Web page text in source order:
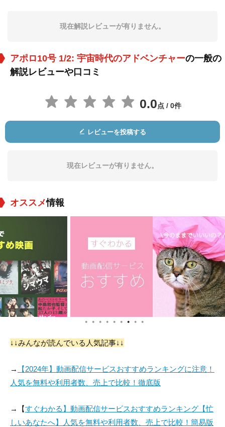
Sam Chipman Danielle Guilbot Larry Jack Dotson
Mona Lee Fultz Jennifer Griffin
役：Grandmother #2
Holt Boggs
役：Sam The Rocke
t Man
役：Tony
役：Joey
現在解説レビューが有りません。
アポロ10号 1/2: 宇宙時代のアドベンチャーの一般の
解説レビューや口コミ
0.0点 / 0件
レビューを投稿する
現在レビューが有りません。
オススメ情報
● ● ● ● ● ● ● ● ●
↓↓みんなが読んでいる人気記事↓↓
→
【2024年】動画配信サービスおすすめランキングに注意！
人気を無料や利用者数、売上で比較！徹底版
→【すぐわかる】動画配信サービスおすすめランキング【忙
しいあなたへ】人気を無料や利用者数、売上で比較！簡易版